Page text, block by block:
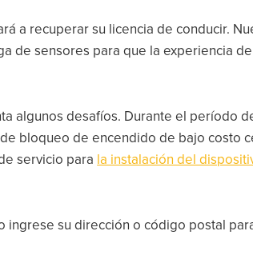
a recuperar su licencia de conducir.
de sensores para que la experiencia
algunos desafíos. Durante el período
bloqueo de encendido de bajo costo
servicio para la instalación del
su dirección o código postal